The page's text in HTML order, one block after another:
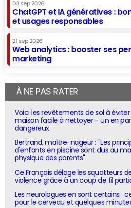
03 sep 2026
ChatGPT et IA génératives :
et usages responsables
21 sep 2026
Web analytics : booster ses
marketing
À NE PAS RATER
Voici les revêtements de sol à éviter
maison facile à nettoyer - un en
dangereux
Bertrand, maître-nageur : "Les
d'enfants en piscine sont dus au
physique des parents"
Ce Français déloge les squatteurs
violence grâce à un coup de fil
Les neurologues en sont certains :
pour le cerveau et quelques